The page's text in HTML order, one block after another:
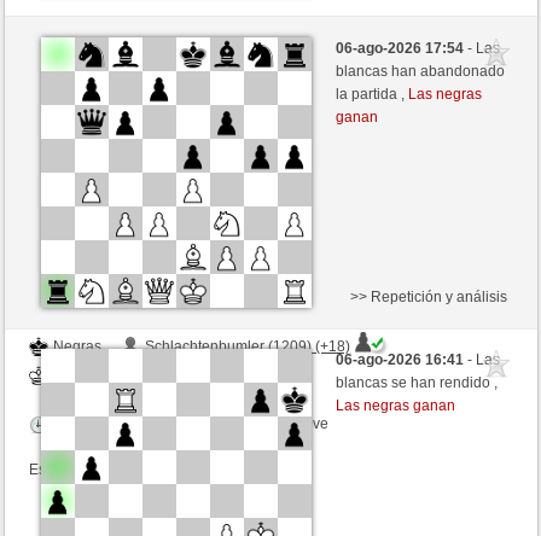
Negras
Supernase (1375) (+11)
Blancas
Fliese (1261) (-11)
Tiempo: 9 minutes/side + 9 seconds/move
Esta partida es por puntos
06-ago-2026 17:54- Las
blancas han abandonado
la partida , Las negras
ganan
Negras
Schlachtenbumler (1209) (+18)
Tiempo: 9 minutes/side + 9 seconds/move
Esta partida es por puntos
>> Repetición y análisis
06-ago-2026 16:41- Las
blancas se han rendido ,
Las negras ganan